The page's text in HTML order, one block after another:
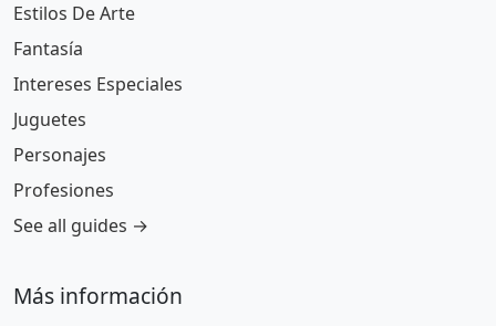
Estilos De Arte
Fantasía
Intereses Especiales
Juguetes
Personajes
Profesiones
See all guides →
Más información